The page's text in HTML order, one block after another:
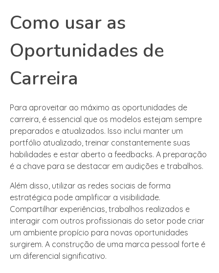
Como usar as
Oportunidades de
Carreira
Para aproveitar ao máximo as oportunidades de
carreira, é essencial que os modelos estejam sempre
preparados e atualizados. Isso inclui manter um
portfólio atualizado, treinar constantemente suas
habilidades e estar aberto a feedbacks. A preparação
é a chave para se destacar em audições e trabalhos.
Além disso, utilizar as redes sociais de forma
estratégica pode amplificar a visibilidade.
Compartilhar experiências, trabalhos realizados e
interagir com outros profissionais do setor pode criar
um ambiente propício para novas oportunidades
surgirem. A construção de uma marca pessoal forte é
um diferencial significativo.